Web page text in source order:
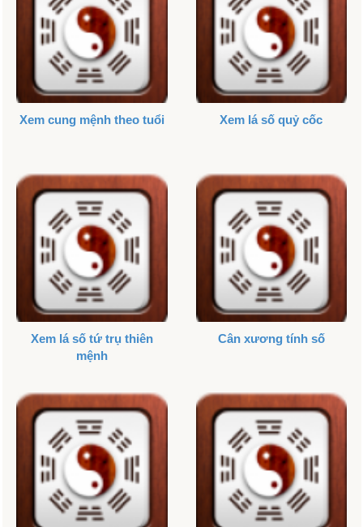
Xem cung mệnh theo tuổi Xem lá số quỷ cốc
Xem lá số tứ trụ thiên
mệnh
Cân xương tính số